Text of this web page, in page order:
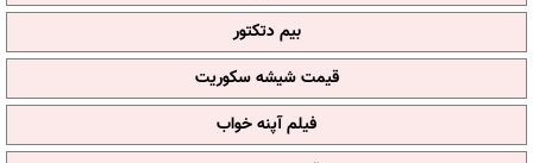
بیم دتکتور
قیمت شیشه سکوریت
فیلم آپنه خواب